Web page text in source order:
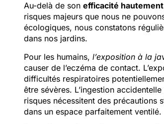
Au-delà de son efficacité
risques majeurs que nous ne
écologiques, nous constatons
dans nos jardins.
Pour les humains, l’exposition à la
causer de l’eczéma de contact.
difficultés respiratoires
être sévères. L’ingestion
risques nécessitent des précautions
dans un espace parfaitement ventilé.